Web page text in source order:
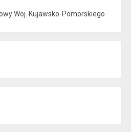
Woj. Kujawsko-Pomorskiego